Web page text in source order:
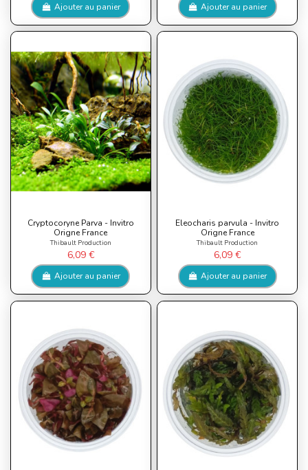
Ajouter au panier Ajouter au panier
Cryptocoryne Parva - Invitro
Origne France
Thibault Production
6,09 €
Ajouter au panier
Eleocharis parvula - Invitro
Origne France
Thibault Production
6,09 €
Ajouter au panier